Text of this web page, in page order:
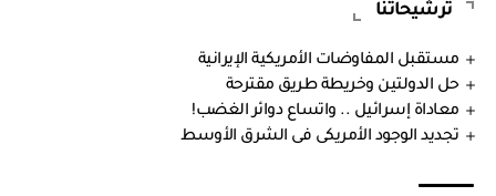
ترشيحاتنا
مستقبل المفاوضات الأمريكية الإيرانية
حل الدولتين وخريطة طريق مقترحة
معاداة إسرائيل .. واتساع دوائر الغضب!
تجديد الوجود الأمريكى فى الشرق الأوسط